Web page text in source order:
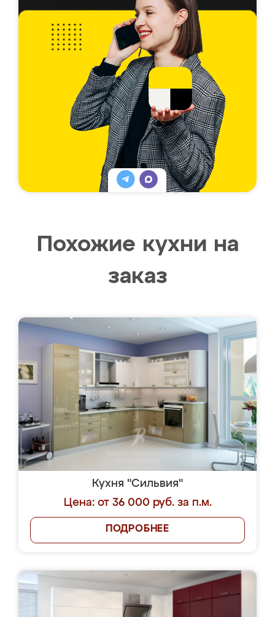
Похожие кухни на
заказ
Кухня "Сильвия"
Цена: от 36 000 руб. за п.м.
ПОДРОБНЕЕ